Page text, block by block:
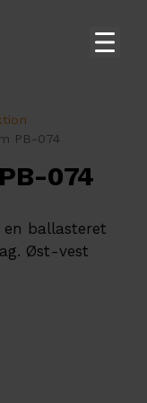
PB-074
074
en ballasteret
Øst-vest